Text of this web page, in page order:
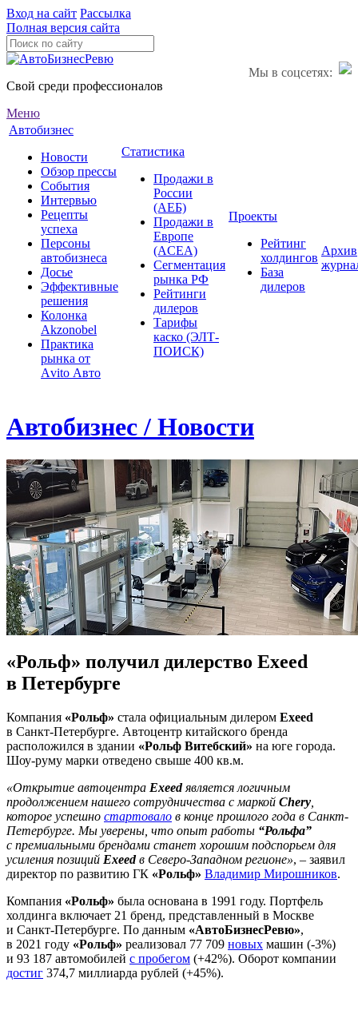
Вход на сайт Рассылка
Полная версия сайта
Мы в соцсетях:
Свой среди профессионалов
Меню
Автобизнес
Новости
Обзор прессы
События
Интервью
Рецепты
успеха
Персоны
автобизнеса
Досье
Эффективные
решения
Колонка
Akzonobel
Практика
рынка от
Аvito Авто
Статистика
Продажи в
России
(АЕБ)
Продажи в
Европе
(ACEA)
Сегментация
рынка РФ
Рейтинги
дилеров
Тарифы
каско (ЭЛТ-
ПОИСК)
Проекты
Рейтинг
холдингов
База
дилеров
Архив
Автобизнес / Новости
«Рольф» получил дилерство Exeed
в Петербурге
Компания «Рольф» стала официальным дилером Exeed
в Санкт-Петербурге. Автоцентр китайского бренда
расположился в здании «Рольф Витебский» на юге города.
Шоу-руму марки отведено свыше 400 кв.м.
«Открытие автоцентра Exeedявляется логичным
продолжением нашего сотрудничества с маркой Chery
которое успешно стартовало в конце прошлого года в Санкт-
Петербурге. Мы уверены, что опыт работы “Рольфа”
с премиальными брендами станет хорошим подспорьем для
усиления позиций Exeedв Северо-Западном регионе», – заявил
директор по развитию ГК «Рольф» Владимир Мирошников.
Компания «Рольф» была основана в 1991 году. Портфель
холдинга включает 21 бренд, представленный в Москве
и Санкт-Петербурге. По данным «АвтоБизнесРевю»,
в 2021 году «Рольф» реализовал 77 709 новых машин (-3%)
и 93 187 автомобилей с пробегом (+42%). Оборот компании
достиг 374,7 миллиарда рублей (+45%).